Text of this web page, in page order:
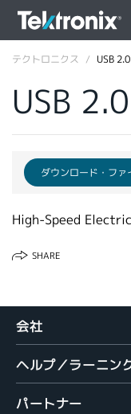
ENGLISH
FRANÇAIS
DEUTSCH
VIỆT NAM
韓国語
繁體中文
テクトロニクス USB
USB
ダウンロード・ファ
High-Speed
SHARE
会社
ヘルプ／ラーニン
パートナー